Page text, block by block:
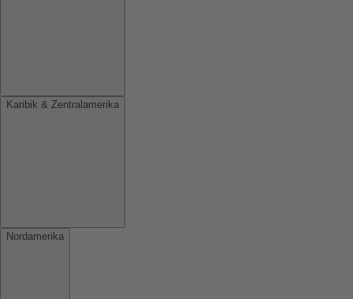
Karibik & Zentralamerika
Nordamerika